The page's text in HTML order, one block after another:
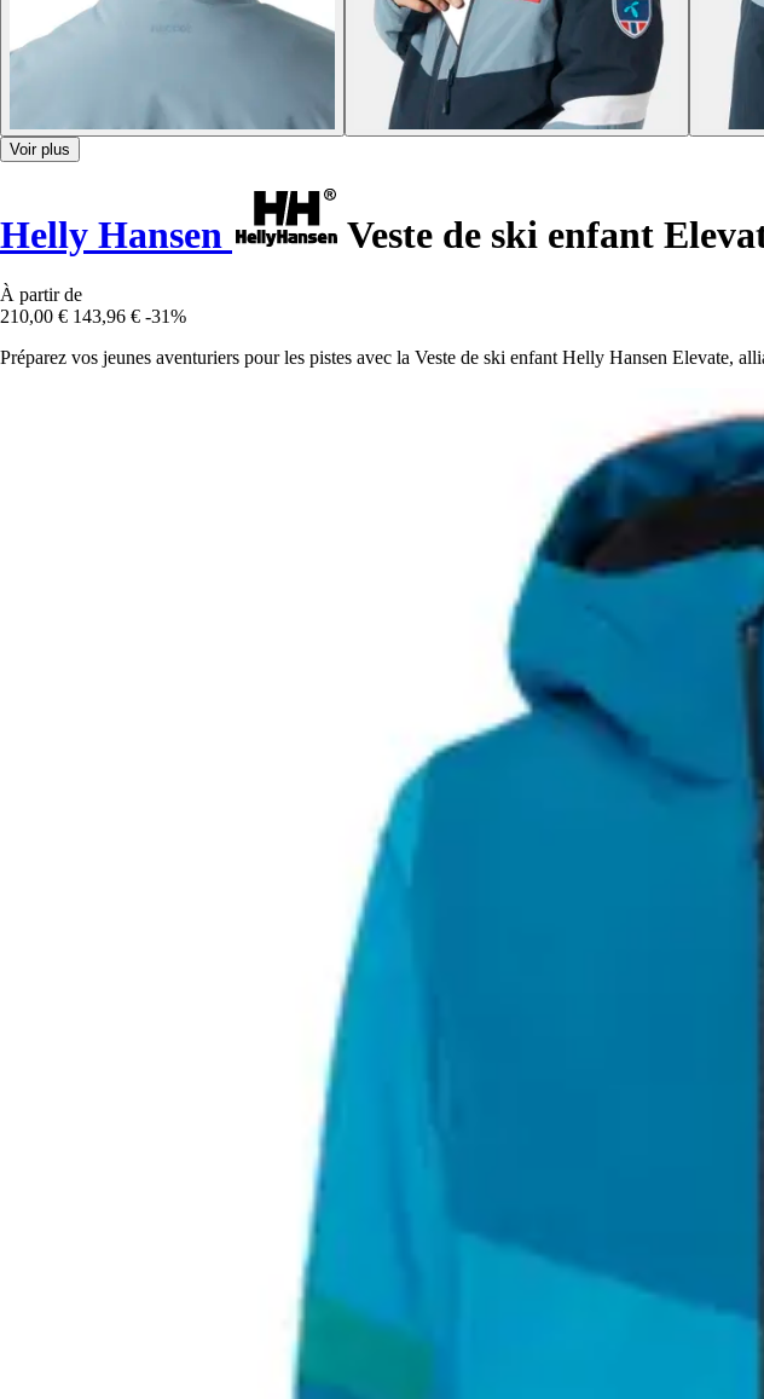
Voir plus
Helly Hansen Veste de ski enfant
À partir de
210,00 € 143,96 € -31%
Préparez vos jeunes aventuriers pour les pistes avec la Veste de ski enfant Helly Hansen Elevate,